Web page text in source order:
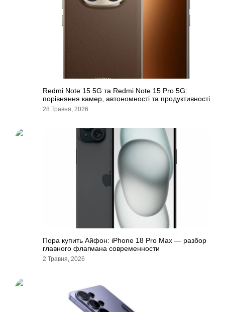
Redmi Note 15 5G та Redmi Note 15 Pro 5G:
порівняння камер, автономності та продуктивності
28 Травня, 2026
Пора купить Айфон: iPhone 18 Pro Max — разбор
главного флагмана современности
2 Травня, 2026